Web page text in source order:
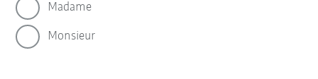
Madame
Monsieur